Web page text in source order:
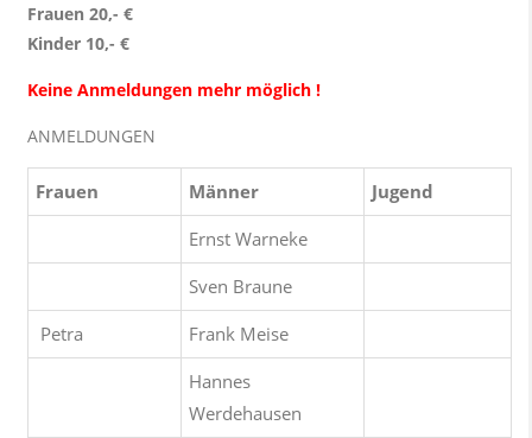
Frauen 20,- €
Kinder 10,- €
Keine Anmeldungen mehr möglich !
ANMELDUNGEN
Frauen Männer
Jugend
Ernst Warneke
Sven Braune
Petra
Frank Meise
Hannes
Werdehausen